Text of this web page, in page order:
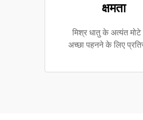
क्षमता
मिश्र धातु के अत्यंत
अच्छा पहनने के लिए